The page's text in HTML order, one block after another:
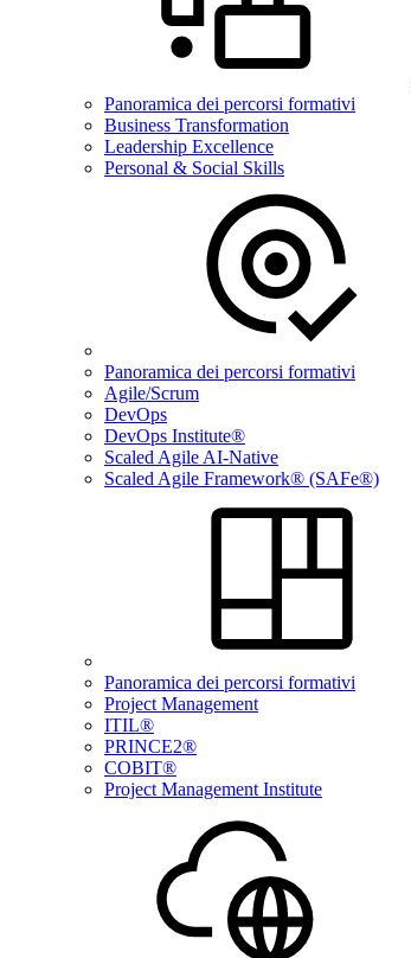
Panoramica dei percorsi formativi
Business Transformation
Leadership Excellence
Personal & Social Skills
Panoramica dei percorsi formativi
Agile/Scrum
DevOps
DevOps Institute®
Scaled Agile AI-Native
Scaled Agile Framework® (SAFe®)
Panoramica dei percorsi formativi
Project Management
ITIL®
PRINCE2®
COBIT®
Project Management Institute